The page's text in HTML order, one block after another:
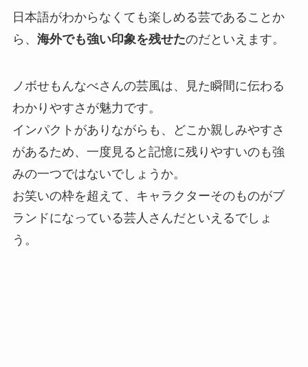
日本語がわからなくても楽しめる芸であることか
ら、 海外でも強い印象を残せたのだといえます。
ノボせもんなべさんの芸風は、見た瞬間に伝わる
わかりやすさが魅力です。
インパクトがありながらも、どこか親しみやすさ
があるため、一度見ると記憶に残りやすいのも強
みの一つではないでしょうか。
お笑いの枠を超えて、キャラクターそのものがブ
ランドになっている芸人さんだといえるでしょ
う。